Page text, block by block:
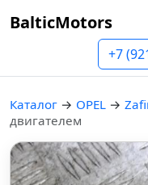
BalticMotors
+7
Каталог → OPEL →
двигателем